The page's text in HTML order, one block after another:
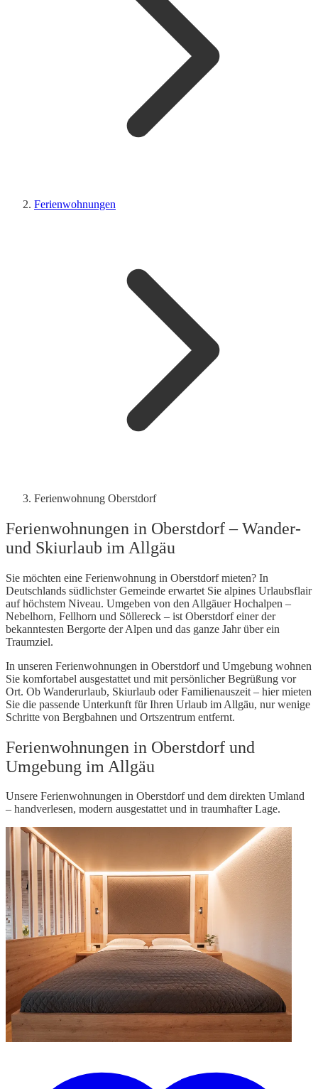
Ferienwohnungen
Ferienwohnung Oberstdorf
Ferienwohnungen in Oberstdorf – Wander-
und Skiurlaub im Allgäu
Sie möchten eine Ferienwohnung in Oberstdorf mieten? In
Deutschlands südlichster Gemeinde erwartet Sie alpines Urlaubsflair
auf höchstem Niveau. Umgeben von den Allgäuer Hochalpen –
Nebelhorn, Fellhorn und Söllereck – ist Oberstdorf einer der
bekanntesten Bergorte der Alpen und das ganze Jahr über ein
Traumziel.
In unseren Ferienwohnungen in Oberstdorf und Umgebung wohnen
Sie komfortabel ausgestattet und mit persönlicher Begrüßung vor
Ort. Ob Wanderurlaub, Skiurlaub oder Familienauszeit – hier mieten
Sie die passende Unterkunft für Ihren Urlaub im Allgäu, nur wenige
Schritte von Bergbahnen und Ortszentrum entfernt.
Ferienwohnungen in Oberstdorf und
Umgebung im Allgäu
Unsere Ferienwohnungen in Oberstdorf und dem direkten Umland
– handverlesen, modern ausgestattet und in traumhafter Lage.